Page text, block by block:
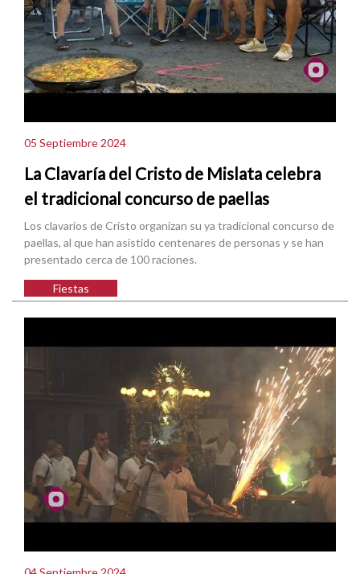
05 Septiembre 2024
La Clavaría del Cristo de Mislata celebra
el tradicional concurso de paellas
Los clavarios de Cristo organizan su ya tradicional concurso de
paellas, al que han asistido centenares de personas y se han
presentado cerca de 100 raciones.
Fiestas